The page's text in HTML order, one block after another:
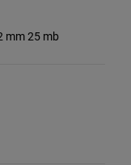
mm 25 mb